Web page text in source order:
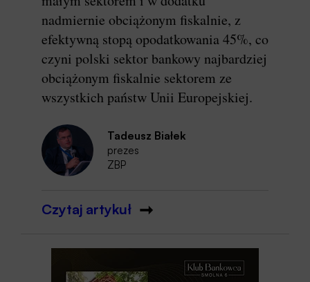
nadmiernie obciążonym fiskalnie, z
efektywną stopą opodatkowania 45%, co
czyni polski sektor bankowy najbardziej
obciążonym fiskalnie sektorem ze
wszystkich państw Unii Europejskiej.
Tadeusz Białek
prezes
ZBP
Czytaj artykuł